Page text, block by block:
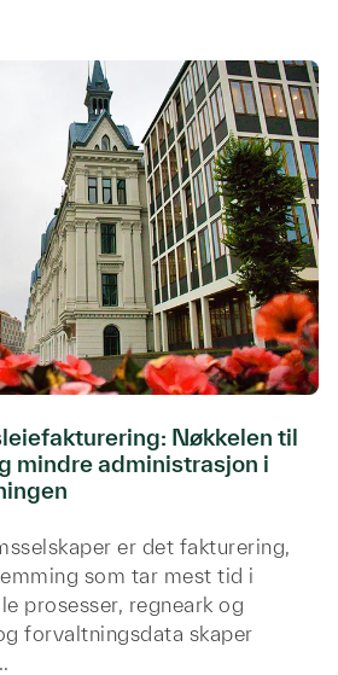
Nøkkelen til
mindre administrasjon i
er det fakturering,
som tar mest tid i
prosesser, regneark og
forvaltningsdata skaper